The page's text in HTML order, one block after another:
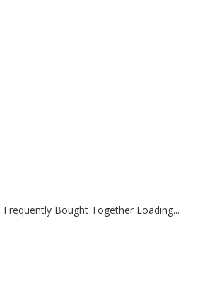
Frequently Bought Together Loading...